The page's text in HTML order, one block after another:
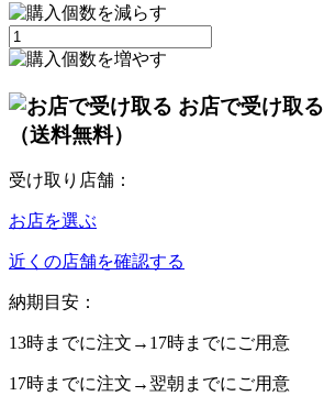
お店で受け取る
（送料無料）
受け取り店舗：
お店を選ぶ
近くの店舗を確認する
納期目安：
13時までに注文→ 17時までにご用意
17時までに注文→ 翌朝 までにご用意